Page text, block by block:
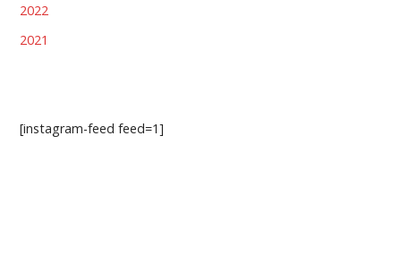
2022
2021
[instagram-feed feed=1]